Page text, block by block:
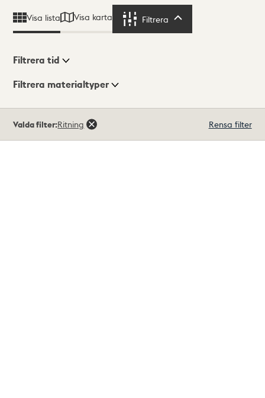
Visa lista Visa karta Filtrera
Visningsläge
Filtrera tid
Filtrera materialtyper
träffar
Valda filter:Ritning Rensa filter